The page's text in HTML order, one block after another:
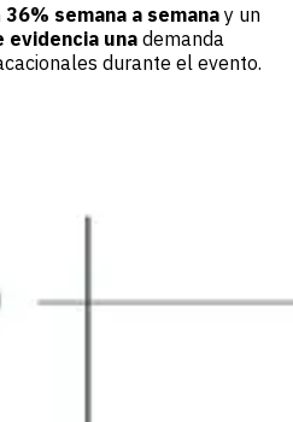
36% semana a semana y un
evidencia una demanda
durante el evento.